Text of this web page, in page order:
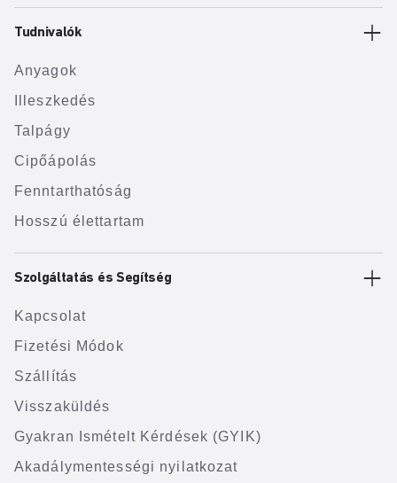
Tudnivalók
Anyagok
Illeszkedés
Talpágy
Cipőápolás
Fenntarthatóság
Hosszú élettartam
Szolgáltatás és Segítség
Kapcsolat
Fizetési Módok
Szállítás
Visszaküldés
Gyakran Ismételt Kérdések (GYIK)
Akadálymentességi nyilatkozat